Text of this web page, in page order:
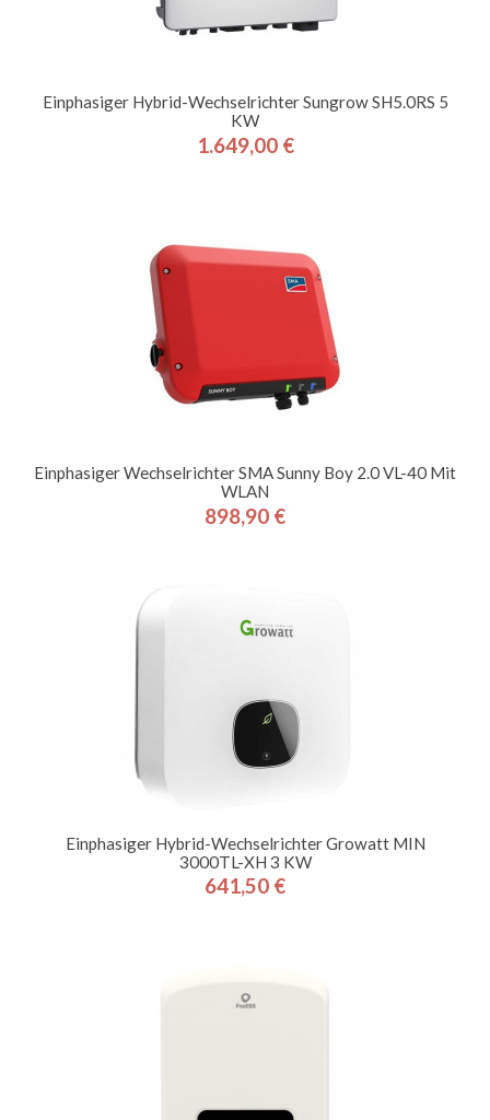
Einphasiger Hybrid-Wechselrichter Sungrow SH5.0RS 5
KW
Preis
1.649,00 €
Einphasiger Wechselrichter SMA Sunny Boy 2.0 VL-40 Mit
WLAN
Preis
898,90 €
Einphasiger Hybrid-Wechselrichter Growatt MIN
3000TL-XH 3 KW
Preis
641,50 €